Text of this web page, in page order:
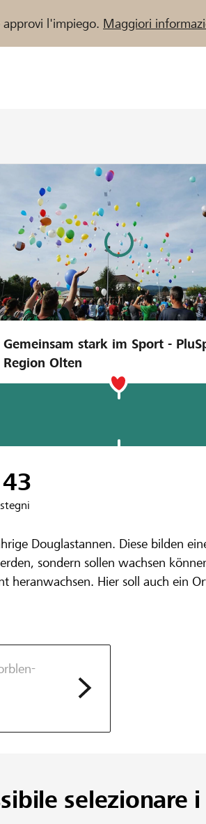
l'impiego. Maggiori
Raiffeisen
Gemeinsam stark im Sport -
Region Olten
Emmental
Douglastannen. Diese bilden
sondern sollen wachsen
heranwachsen. Hier soll auch ein
selezionare i